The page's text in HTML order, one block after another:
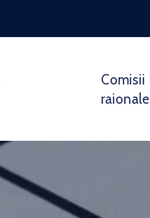
Comisii
raionale